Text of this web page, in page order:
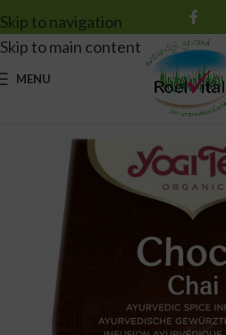
Skip to navigation
Skip to main content
MENU